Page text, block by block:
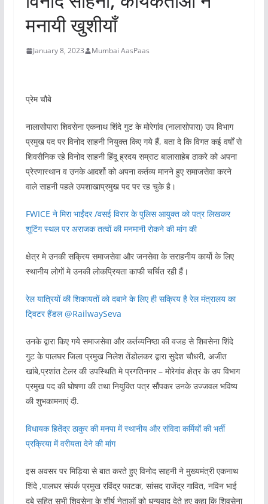
मनायी खुशीयाँ
January 8, 2023 Mumbai AasPaas
प्रेम चौबे
नालासोपारा शिवसेना एकनाथ शिंदे गुट के मोरेगांव (नालासोपारा) उप विभाग
प्रमुख पद पर विनोद साहनी नियुक्त किए गये हैं, बता दे कि विगत कई वर्षों से
शिवसैनिक रहे विनोद साहनी हिंदू ह्रदय सम्राट बालासाहेब ठाकरे को अपना
प्रेरणास्थान व उनके आदर्शो को अपना कर्तव्य मानने हुए समाजसेवा करने
वाले साहनी पहले उपशाखाप्रमुख पद पर रह चुके है।
FWICE ने मिरा भाईंदर /वसई विरार के पुलिस आयुक्त को पत्र लिखकर
शूटिंग स्थल पर अराजक तत्वों की मनमानी रोकने की मांग की
क्षेत्र मे उनकी सक्रिय समाजसेवा और जनसेवा के सराहनीय कार्यो के लिए
स्थानीय लोगों मे उनकी लोकप्रियता काफी चर्चित रही हैं।
रेल यात्रियों की शिकायतों को दबाने के लिए ही सक्रिय है रेल मंत्रालय का
टि्वटर हैंडल @RailwaySeva
उनके द्वारा किए गये समाजसेवा और कर्तव्यनिष्ठा की वजह से शिवसेना शिंदे
गुट के पालघर जिला प्रमुख निलेश तेंडोलकर द्वारा सुदेश चौधरी, अजीत
खांबे,प्रशांत टेलर की उपस्थिति मे प्रगतिनगर – मोरेगांव क्षेत्र के उप विभाग
प्रमुख पद की घोषणा की तथा नियुक्ति पत्र सौंपकर उनके उज्जवल भविष्य
की शुभकामनाएं दी.
विधायक हितेंद्र ठाकुर की मनपा में स्थानीय और संविदा कर्मियों की भर्ती
प्रक्रिया में वरीयता देने की मांग
इस अवसर पर मिड़िया से बात करते हुए विनोद साहनी ने मुख्यमंत्री एकनाथ
शिंदे ,पालघर संपर्क प्रमुख रविंद्र फाटक, सांसद राजेंद्र गावित, नविन भाई
दूबे सहित सभी शिवसेना के शीर्ष नेताओं को धन्यवाद देते हुए कहा कि शिवसेना